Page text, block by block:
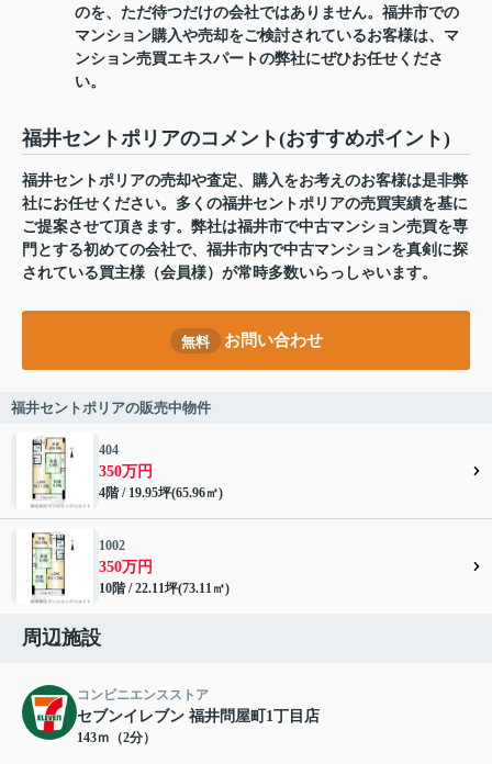
のを、ただ待つだけの会社ではありません。福井市での
マンション購入や売却をご検討されているお客様は、マ
ンション売買エキスパートの弊社にぜひお任せくださ
い。
福井セントポリアのコメント(おすすめポイント)
福井セントポリアの売却や査定、購入をお考えのお客様は是非弊
社にお任せください。多くの福井セントポリアの売買実績を基に
ご提案させて頂きます。弊社は福井市で中古マンション売買を専
門とする初めての会社で、福井市内で中古マンションを真剣に探
されている買主様（会員様）が常時多数いらっしゃいます。
無料 お問い合わせ
福井セントポリアの販売中物件
404
350万円
4階 / 19.95坪(65.96㎡)
1002
350万円
10階 / 22.11坪(73.11㎡)
周辺施設
コンビニエンスストア
セブンイレブン 福井問屋町1丁目店
143ｍ（2分）